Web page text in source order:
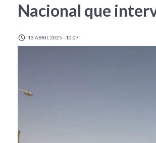
Nacional que
13 ABRIL 2025 - 10:07